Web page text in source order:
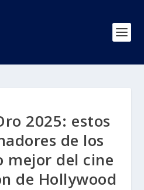
2025: estos
de los
mejor del cine
de Hollywood